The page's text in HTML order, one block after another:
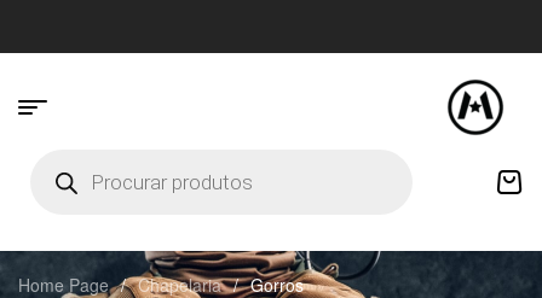
Home Page / Chapelaria / Gorros